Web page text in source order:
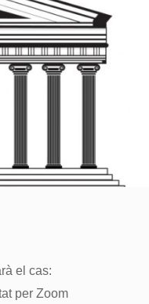
el cas:
per Zoom